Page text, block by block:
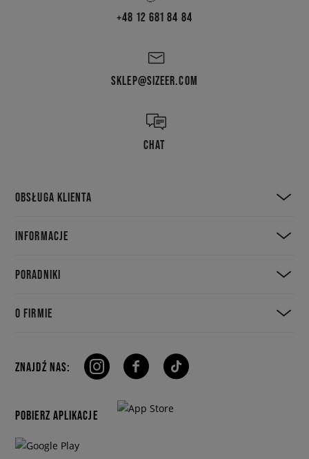
+48 12 681 84 84
SKLEP@SIZEER.COM
CHAT
OBSŁUGA KLIENTA
INFORMACJE
PORADNIKI
O FIRMIE
ZNAJDŹ NAS:
POBIERZ APLIKACJE